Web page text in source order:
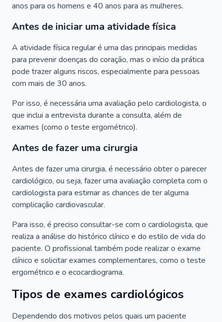
anos para os homens e 40 anos para as mulheres.
Antes de iniciar uma atividade física
A atividade física regular é uma das principais medidas
para prevenir doenças do coração, mas o início da prática
pode trazer alguns riscos, especialmente para pessoas
com mais de 30 anos.
Por isso, é necessária uma avaliação pelo cardiologista, o
que inclui a entrevista durante a consulta, além de
exames (como o teste ergométrico).
Antes de fazer uma cirurgia
Antes de fazer uma cirurgia, é necessário obter o parecer
cardiológico, ou seja, fazer uma avaliação completa com o
cardiologista para estimar as chances de ter alguma
complicação cardiovascular.
Para isso, é preciso consultar-se com o cardiologista, que
realiza a análise do histórico clínico e do estilo de vida do
paciente. O profissional também pode realizar o exame
clínico e solicitar exames complementares, como o teste
ergométrico e o ecocardiograma.
Tipos de exames cardiológicos
Dependendo dos motivos pelos quais um paciente